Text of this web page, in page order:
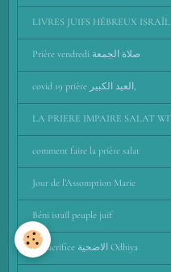
LIVRES JUIFS HÉBREUX ISRAÏL
Prière vendredi صلاة الجمعة
covid 19 prière العيد الكبير,
comment faire la prière salat
Jour de l’Assomption Marie
Béni israïl peuple juif
Le sacrifice الاضحية Odhiya